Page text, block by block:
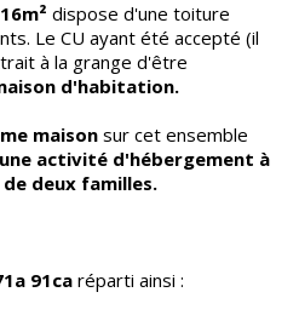
dispose d'une toiture
Le CU ayant été accepté (il
à la grange d'être
d'habitation.
maison sur cet ensemble
activité d'hébergement à
deux familles.
91ca réparti ainsi :